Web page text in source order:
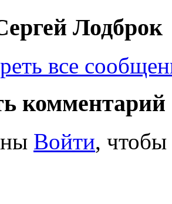
Лодброк
все
комментарий
Войти, чтобы